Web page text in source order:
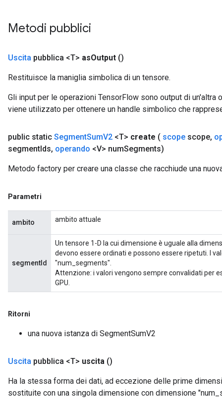
Metodi pubblici
Uscita pubblica <T> asOutput ()
Restituisce la maniglia simbolica di un tensore.
Gli input per le operazioni TensorFlow sono output di un'altra
viene utilizzato per ottenere un handle simbolico che
public static SegmentSumV2 <T> create ( scope scope,
segmentIds, operando <V> numSegments)
Metodo factory per creare una classe che racchiude una
Parametri
ambito ambito attuale
segmentId
Un tensore 1-D la cui dimensione è uguale alla
devono essere ordinati e possono essere ripetuti. I
"num_segments".
Attenzione: i valori vengono sempre convalidati per
GPU.
Ritorni
una nuova istanza di SegmentSumV2
Uscita pubblica <T> uscita ()
Ha la stessa forma dei dati, ad eccezione delle prime
sostituite con una singola dimensione con dimensione